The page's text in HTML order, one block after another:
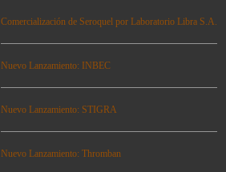
Comercialización de Seroquel por Laboratorio Libra S.A.
Nuevo Lanzamiento: INBEC
Nuevo Lanzamiento: STIGRA
Nuevo Lanzamiento: Thromban